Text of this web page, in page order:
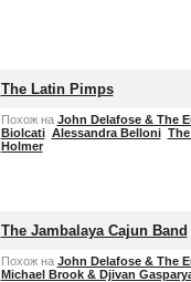
The Latin Pimps
Похож на John Delafose & The
Biolcati Alessandra Belloni
Holmer
The Jambalaya Cajun Band
Похож на John Delafose & The
Michael Brook & Djivan